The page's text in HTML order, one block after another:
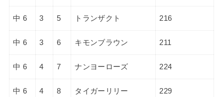
中 6 3 5 トランザクト 216
中 6 3 6 キモンブラウン 211
中 6 4 7 ナンヨーローズ 224
中 6 4 8 タイガーリリー 229